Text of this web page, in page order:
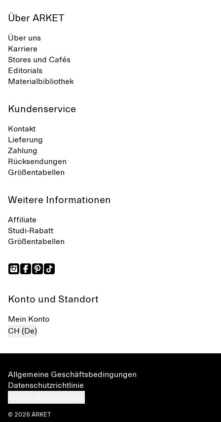
Über ARKET
Über uns
Karriere
Stores und Cafés
Editorials
Materialbibliothek
Kundenservice
Kontakt
Lieferung
Zahlung
Rücksendungen
Größentabellen
Weitere Informationen
Affiliate
Studi-Rabatt
Größentabellen
Konto und Standort
Mein Konto
CH (De)
Allgemeine Geschäftsbedingungen
Datenschutzrichtlinie
© 2026 ARKET